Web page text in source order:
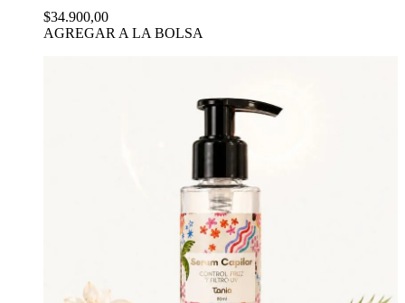
$34.900,00
AGREGAR A LA BOLSA